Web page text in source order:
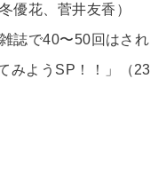
優花、菅井友香）
誌で40〜50回はされ
みようSP！！」（23